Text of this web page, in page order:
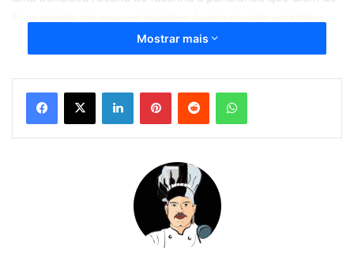
combina com qualquer ocasião.
Se você é uma pessoa que gosta de receber visitas em
casa, esta receita de lasanha a parisiense é uma alternativa
para você preparar nestes momentos, pois além de ser
uma opção que fica pronta em poucos minutos. Leva
ingredientes simples e barato que você comprar em
qualquer estabelecimento de bairro.
Receita de bolo gelado fácil de fazer
Mostrar mais
LinkedinPinterestReddit WhatsApp